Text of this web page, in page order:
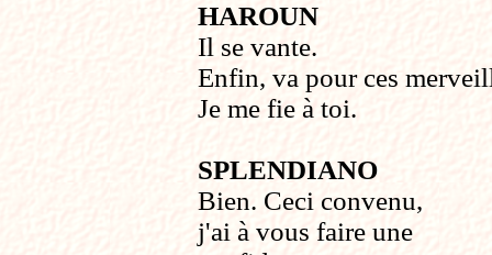
HAROUN
Il se vante.
Enfin, va pour ces
Je me fie à toi.
SPLENDIANO
Bien. Ceci convenu,
j'ai à vous faire une